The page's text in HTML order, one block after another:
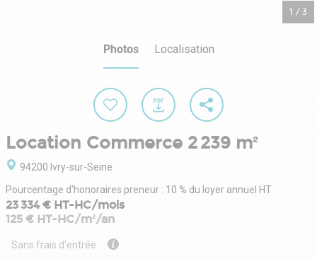
1 / 3
Photos Localisation
Location Commerce 2 239 m²
94200 Ivry-sur-Seine
Pourcentage d'honoraires preneur : 10 % du loyer annuel HT
23 334 € HT-HC/mois
125 € HT-HC/m²/an
Sans frais d'entrée